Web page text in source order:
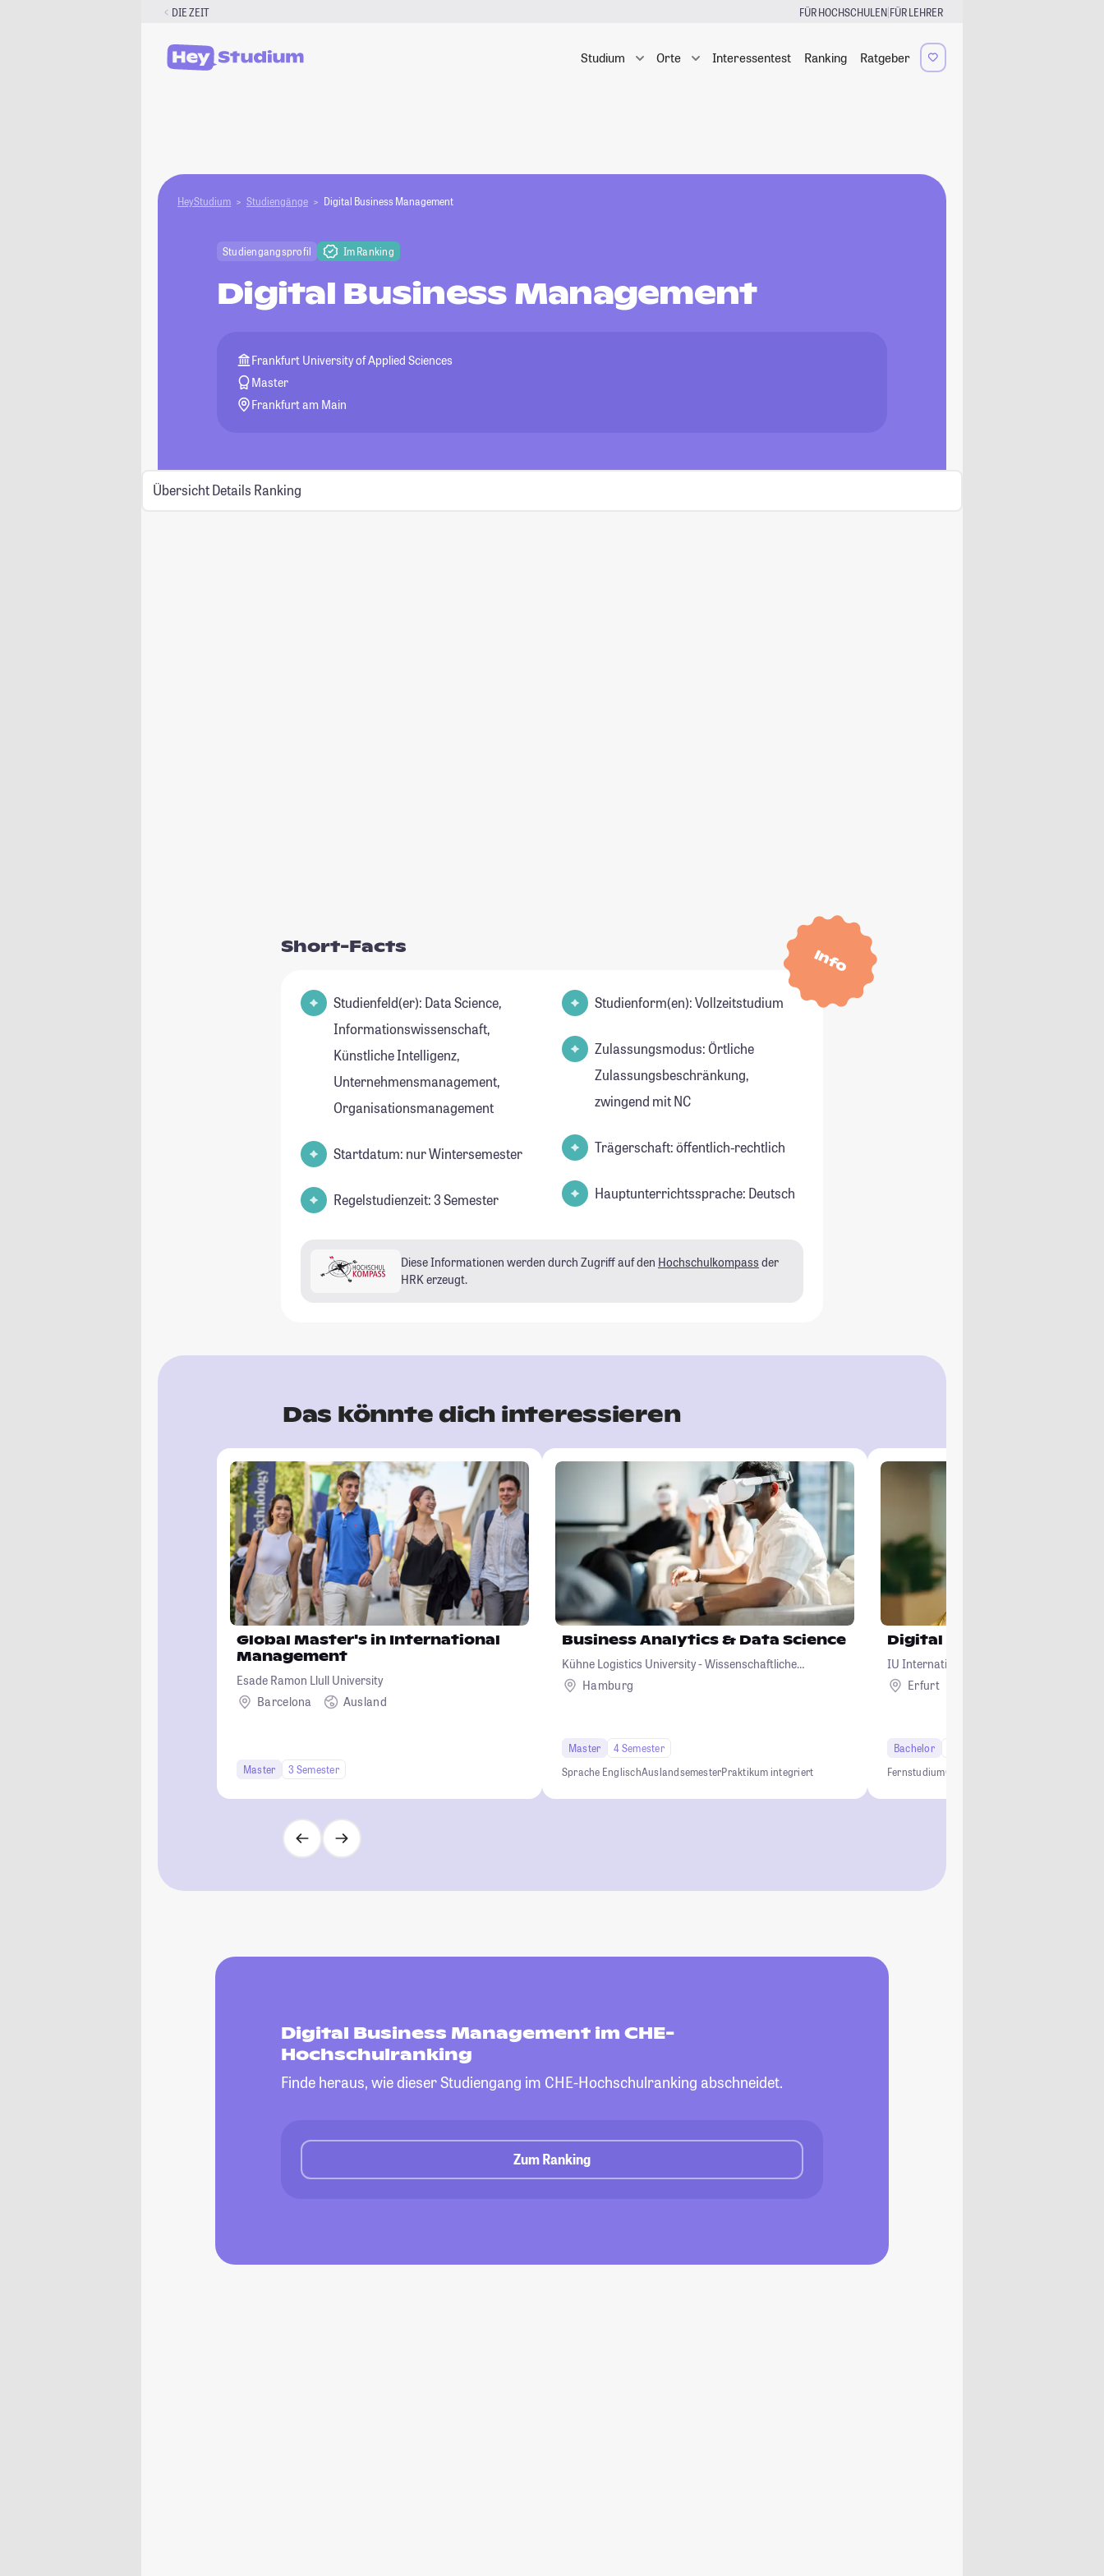
DIE ZEIT FÜR HOCHSCHULEN|FÜR LEHRER
Studium Orte Interessentest Ranking Ratgeber
HeyStudium Studiengänge Digital Business Management
Studiengangsprofil Im Ranking
Digital Business Management
Frankfurt University of Applied Sciences
Master
Frankfurt am Main
Übersicht Details Ranking
Info
Short-Facts
Studienfeld(er): Data Science,
Informationswissenschaft,
Künstliche Intelligenz,
Unternehmensmanagement,
Organisationsmanagement
Startdatum: nur Wintersemester
Regelstudienzeit: 3 Semester
Studienform(en): Vollzeitstudium
Zulassungsmodus: Örtliche
Zulassungsbeschränkung,
zwingend mit NC
Trägerschaft: öffentlich-rechtlich
Hauptunterrichtssprache: Deutsch
Diese Informationen werden durch Zugriff auf den Hochschulkompass der
HRK erzeugt.
Das könnte dich interessieren
Global Master's in International
Management
Esade Ramon Llull University
Barcelona
Ausland
Master 3 Semester
Business Analytics & Data Science
Kühne Logistics University - Wissenschaftliche
Hochschule für Logistik und Unternehmensführung
Hamburg
Master
4 Semester
Sprache EnglischAuslandsemesterPraktikum integriert
Digital Business
IU Internationale Hochschule
Erfurt
Bachelor
FernstudiumOnline Studium
Digital Business Management im CHE-
Hochschulranking
Finde heraus, wie dieser Studiengang im CHE-Hochschulranking abschneidet.
Zum Ranking